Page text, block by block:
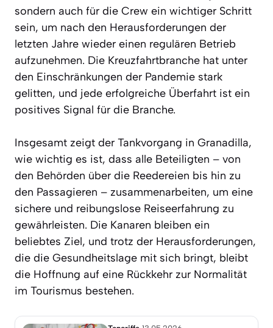
sondern auch für die Crew ein wichtiger Schritt
sein, um nach den Herausforderungen der
letzten Jahre wieder einen regulären Betrieb
aufzunehmen. Die Kreuzfahrtbranche hat unter
den Einschränkungen der Pandemie stark
gelitten, und jede erfolgreiche Überfahrt ist ein
positives Signal für die Branche.
Insgesamt zeigt der Tankvorgang in Granadilla,
wie wichtig es ist, dass alle Beteiligten – von
den Behörden über die Reedereien bis hin zu
den Passagieren – zusammenarbeiten, um eine
sichere und reibungslose Reiseerfahrung zu
gewährleisten. Die Kanaren bleiben ein
beliebtes Ziel, und trotz der Herausforderungen,
die die Gesundheitslage mit sich bringt, bleibt
die Hoffnung auf eine Rückkehr zur Normalität
im Tourismus bestehen.